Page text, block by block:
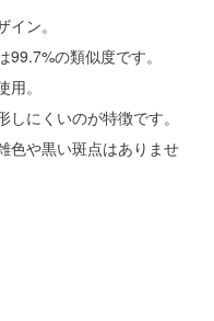
ン。
の類似度です。
。
にくいのが特徴です。
色や黒い斑点はありませ